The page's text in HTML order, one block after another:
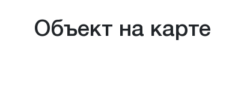
Объект на карте